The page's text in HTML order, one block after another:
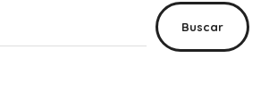
Buscar